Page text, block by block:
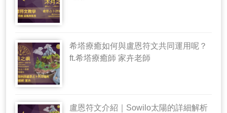
希塔療癒如何與盧恩符文共同運用呢？
ft.希塔療癒師 家卉老師
盧恩符文介紹｜Sowilo太陽的詳細解析